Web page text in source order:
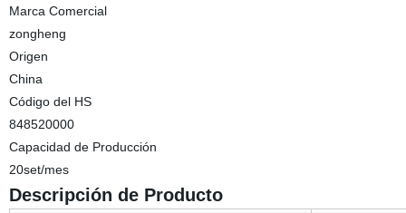
Marca Comercial
zongheng
Origen
China
Código del HS
848520000
Capacidad de Producción
20set/mes
Descripción de Producto